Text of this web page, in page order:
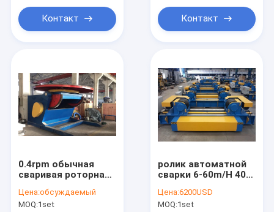
Контакт Контакт
0.4rpm обычная
сваривая роторная
позиционер трубы
для заварки
Цена:обсуждаемый
MOQ:1set
ролик автоматной
сварки 6-60m/H 40t
сосуда под
давлением
Цена:6200USD
MOQ:1set